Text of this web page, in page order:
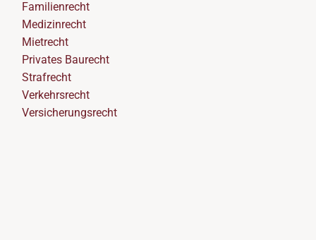
Familienrecht
Medizinrecht
Mietrecht
Privates Baurecht
Strafrecht
Verkehrsrecht
Versicherungsrecht